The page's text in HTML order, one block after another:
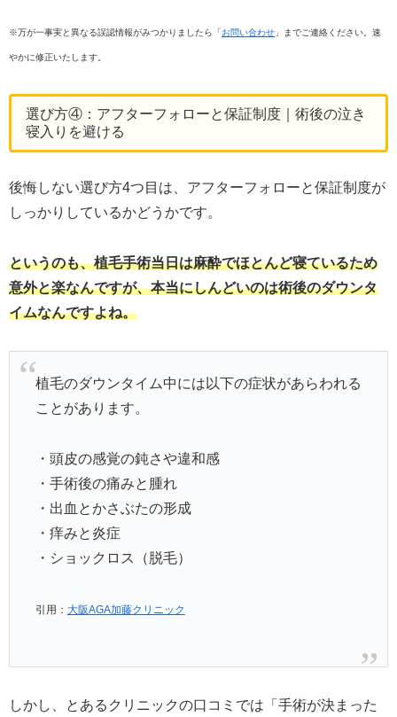
※万が一事実と異なる誤認情報がみつかりましたら「 お問い合わせ 」までご連絡ください。速
やかに修正いたします。
選び方④：アフターフォローと保証制度｜術後の泣き
寝入りを避ける
後悔しない選び方4つ目は、アフターフォローと保証制度が
しっかりしているかどうかです。
というのも、植毛手術当日は麻酔でほとんど寝ているため
意外と楽なんですが、本当にしんどいのは術後のダウンタ
イムなんですよね。
植毛のダウンタイム中には以下の症状があらわれる
ことがあります。
・頭皮の感覚の鈍さや違和感
・手術後の痛みと腫れ
・出血とかさぶたの形成
・痒みと炎症
・ショックロス（脱毛）
引用： 大阪AGA加藤クリニック
しかし、とあるクリニックの口コミでは「手術が決まった